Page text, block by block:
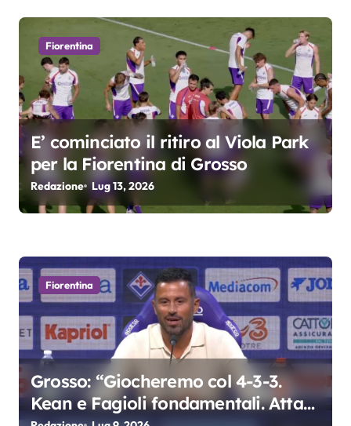
c
l
i
Fiorentina
E’ cominciato il ritiro al Viola Park
per la Fiorentina di Grosso
Redazione Lug 13, 2026
Fiorentina
Grosso: “Giocheremo col 4-3-3.
Kean e Fagioli fondamentali. Atta